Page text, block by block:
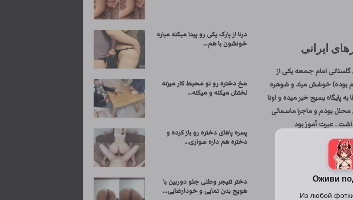
ایرانی
امام جمعه یکی از
بوده) خوشش میاد و شوهره
پایگاه بسیج خبر میده و اونا
محلل بودم و ماجرا ماسمالی
. عبرت آموز بود
درنا از پارک یکی رو پیدا میکنه میاره
خونشون با هم...
مخ دختره رو تو محیط کار میزنه
لختش میکنه و میکنه...
پسره پاهای دختره رو باز کرده و
دختره هم داره سواری...
دختر تنیجر وطنی جلو دوربین با
هویج بدن نمایی و خودارضایی...